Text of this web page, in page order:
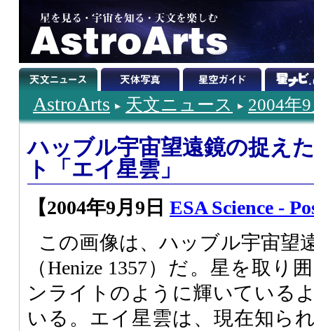
AstroArts 天文ニュース 2004年
ハッブル宇宙望遠鏡の捉え
ト「エイ星雲」
【2004年9月9日 ESA Science -
この画像は、ハッブル宇宙望
（Henize 1357）だ。星を取り
ンライトのように輝いている
いる。エイ星雲は、現在知ら